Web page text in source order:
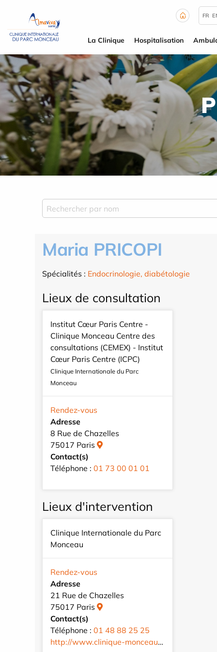
FR
La Clinique Hospitalisation
Maria PRICOPI
Spécialités : Endocrinologie, diabétologie
Lieux de consultation
Institut Cœur Paris Centre -
Clinique Monceau Centre des
consultations (CEMEX) - Institut
Cœur Paris Centre (ICPC)
Clinique Internationale du Parc
Monceau
Rendez-vous
Adresse
8 Rue de Chazelles
75017 Paris
Contact(s)
Téléphone : 01 73 00 01 01
Lieux d'intervention
Clinique Internationale du Parc
Monceau
Rendez-vous
Adresse
21 Rue de Chazelles
75017 Paris
Contact(s)
Téléphone : 01 48 88 25 25
http://www.clinique-monceau.com/